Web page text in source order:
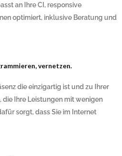
an Ihre CI, responsive
optimiert, inklusive Beratung und
vernetzen.
die einzigartig ist und zu Ihrer
die Ihre Leistungen mit wenigen
sorgt, dass Sie im Internet